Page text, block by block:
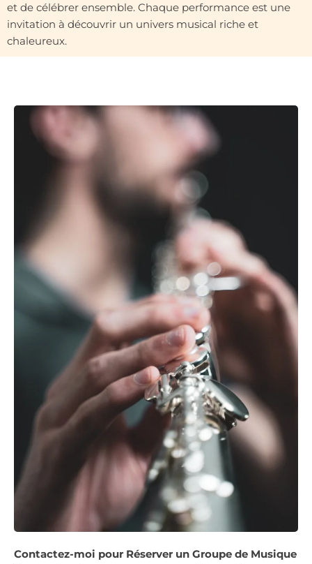
et de célébrer ensemble. Chaque performance est une
invitation à découvrir un univers musical riche et
chaleureux.
Contactez-moi pour Réserver un Groupe de Musique